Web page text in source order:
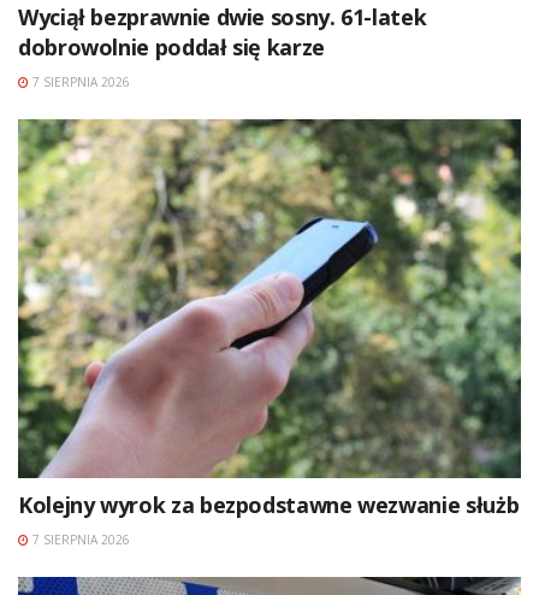
Wyciął bezprawnie dwie sosny. 61-latek
dobrowolnie poddał się karze
7 SIERPNIA 2026
Kolejny wyrok za bezpodstawne wezwanie służb
7 SIERPNIA 2026